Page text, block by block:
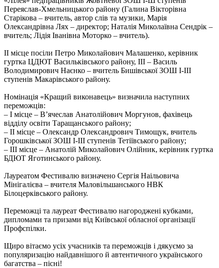
Переяслав-Хмельницького району (Галина Вікторівна
Старікова – вчитель, автор слів та музики, Марія
Олександрівна Лях – директор; Наталія Миколаївна Сендрік –
вчитель; Лідія Іванівна Моторко – вчитель).
ІІ місце посіли Петро Миколайович Малашенко, керівник
гуртка ЦДЮТ Васильківського району, ІІІ – Василь
Володимирович Наєнко – вчитель Бишівської ЗОШ І-ІІІ
ступенів Макарівського району.
Номінація «Кращий виконавець» визначила наступних
переможців:
– І місце – В’ячеслав Анатолійович Моргунов, фахівець
відділу освіти Таращанського району;
– ІІ місце – Олександр Олександрович Тимощук, вчитель
Горошківської ЗОШ І-ІІІ ступенів Тетіївського району;
– ІІІ місце – Анатолій Миколайович Олійник, керівник гуртка
БДЮТ Яготинського району.
Лауреатом Фестивалю визначено Сергія Наільовича
Мінігалієва – вчителя Маловільшанського НВК
Білоцерківського району.
Переможці та лауреат Фестивалю нагороджені кубками,
дипломами та призами від Київської обласної організації
Профспілки.
Щиро вітаємо усіх учасників та переможців і дякуємо за
популяризацію найдавнішого й автентичного українського
багатства – пісні!